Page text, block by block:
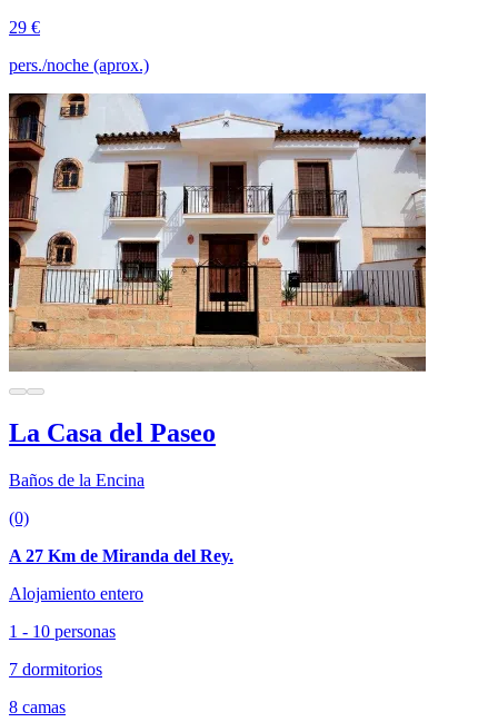
29 €
pers./noche (aprox.)
La Casa del Paseo
Baños de la Encina
(0)
A 27 Km de Miranda del Rey.
Alojamiento entero
1 - 10 personas
7 dormitorios
8 camas